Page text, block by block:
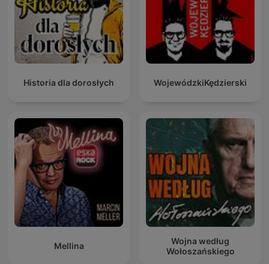
Historia dla dorosłych WojewódzkiKędzierski
Mellina
Wojna według
Wołoszańskiego